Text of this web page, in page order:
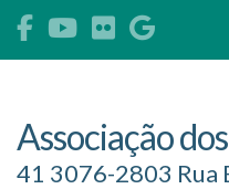
Associação
41 3076-2803 Rua